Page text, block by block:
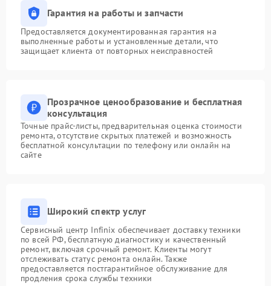
Гарантия на работы и запчасти
Предоставляется документированная гарантия на
выполненные работы и установленные детали, что
защищает клиента от повторных неисправностей
Прозрачное ценообразование и бесплатная
консультация
Точные прайс-листы, предварительная оценка стоимости
ремонта, отсутствие скрытых платежей и возможность
бесплатной консультации по телефону или онлайн на
сайте
Широкий спектр услуг
Сервисный центр Infinix обеспечивает доставку техники
по всей РФ, бесплатную диагностику и качественный
ремонт, включая срочный ремонт. Клиенты могут
отслеживать статус ремонта онлайн. Также
предоставляется постгарантийное обслуживание для
продления срока службы техники